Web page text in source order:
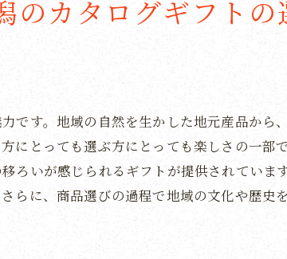
節を楽しむための贈り物
グギフトが贈る特別な体験とその価値
喜ばれる体験型ギフトの魅力
力を五感で味わう贈り物提案
る特別な体験を提供するギフト
のカタログギフトの
です。地域の自然を生かした地元産品から
にとっても選ぶ方にとっても楽しさの一部
ろいが感じられるギフトが提供されていま
らに、商品選びの過程で地域の文化や歴史